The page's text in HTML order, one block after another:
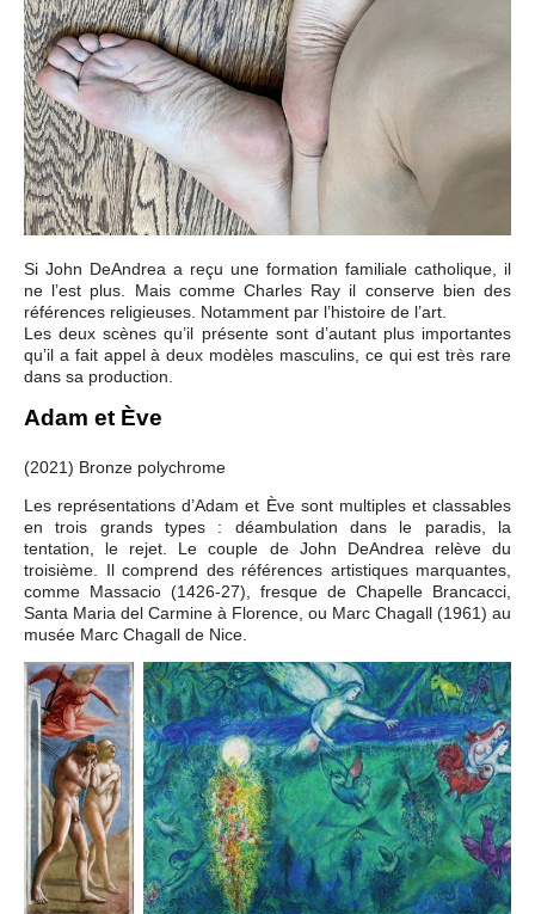
Si John DeAndrea a reçu une formation familiale catholique, il
ne l’est plus. Mais comme Charles Ray il conserve bien des
références religieuses. Notamment par l’histoire de l’art.
Les deux scènes qu’il présente sont d’autant plus importantes
qu’il a fait appel à deux modèles masculins, ce qui est très rare
dans sa production.
Adam et Ève
(2021) Bronze polychrome
Les représentations d’Adam et Ève sont multiples et classables
en trois grands types : déambulation dans le paradis, la
tentation, le rejet. Le couple de John DeAndrea relève du
troisième. Il comprend des références artistiques marquantes,
comme Massacio (1426-27), fresque de Chapelle Brancacci,
Santa Maria del Carmine à Florence, ou Marc Chagall (1961) au
musée Marc Chagall de Nice.